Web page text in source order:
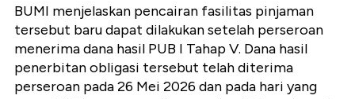
BUMI menjelaskan pencairan fasilitas pinjaman
tersebut baru dapat dilakukan setelah perseroan
menerima dana hasil PUB I Tahap V. Dana hasil
penerbitan obligasi tersebut telah diterima
perseroan pada 26 Mei 2026 dan pada hari yang